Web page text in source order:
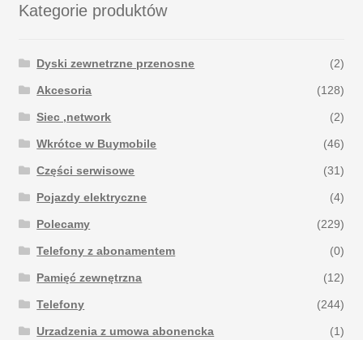
Kategorie produktów
Dyski zewnetrzne przenosne (2)
Akcesoria (128)
Siec ,network (2)
Wkrótce w Buymobile (46)
Części serwisowe (31)
Pojazdy elektryczne (4)
Polecamy (229)
Telefony z abonamentem (0)
Pamięć zewnętrzna (12)
Telefony (244)
Urzadzenia z umowa abonencka (1)